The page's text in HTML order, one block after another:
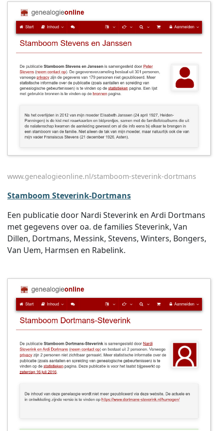
www.genealogieonline.nl/stamboom-steverink-dortmans
Stamboom Steverink-Dortmans
Een publicatie door Nardi Steverink en Ardi Dortmans
met gegevens over oa. de families Steverink, Van
Dillen, Dortmans, Messink, Stevens, Winters, Bongers,
Van Uem, Harmsen en Rabelink.